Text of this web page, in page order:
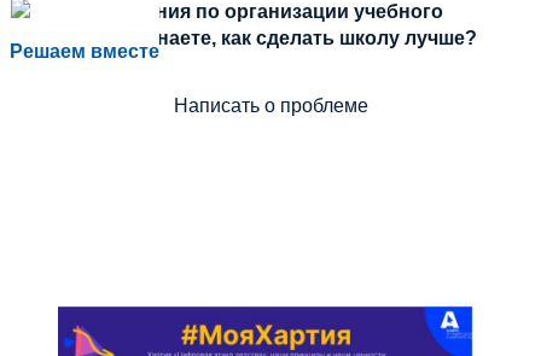
Решаем вместе
Есть предложения по организации учебного
процесса или знаете, как сделать школу лучше?
Написать о проблеме